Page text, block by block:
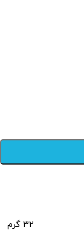
32 گرم